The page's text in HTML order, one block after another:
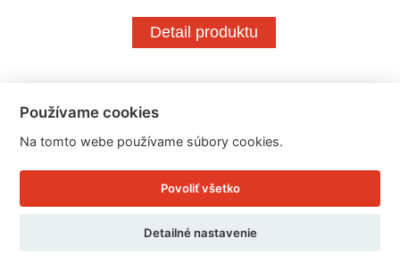
Detail produktu
Používame cookies
Na tomto webe používame súbory cookies.
Povoliť všetko
Detailné nastavenie